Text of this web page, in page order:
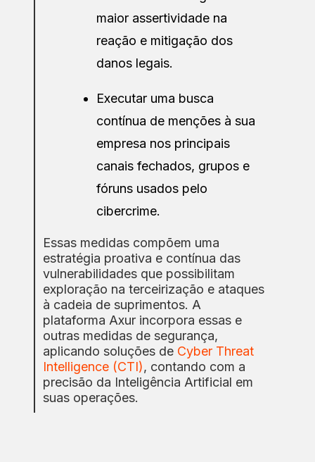
maior assertividade na
reação e mitigação dos
danos legais.
Executar uma busca
contínua de menções à sua
empresa nos principais
canais fechados, grupos e
fóruns usados pelo
cibercrime.
Essas medidas compõem uma
estratégia proativa e contínua das
vulnerabilidades que possibilitam
exploração na terceirização e ataques
à cadeia de suprimentos. A
plataforma Axur incorpora essas e
outras medidas de segurança,
aplicando soluções de Cyber Threat
Intelligence (CTI), contando com a
precisão da Inteligência Artificial em
suas operações.